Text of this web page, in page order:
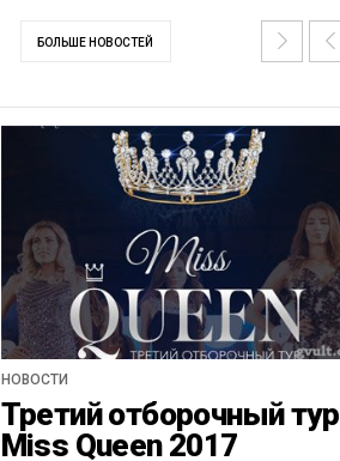
БОЛЬШЕ НОВОСТЕЙ
НОВОСТИ
Третий отборочный тур
Miss Queen 2017